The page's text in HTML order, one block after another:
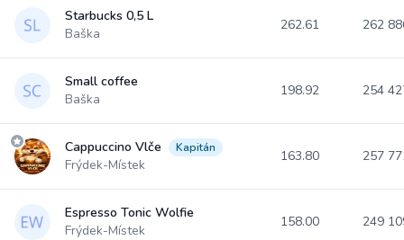
Starbucks 0,5 L
Baška
262.61 262
Small coffee
Baška
198.92 254
Cappuccino Vlče Kapitán
Frýdek-Místek
163.80 257
Espresso Tonic Wolfie
Frýdek-Místek
158.00 249